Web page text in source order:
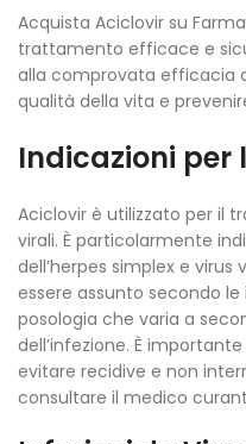
Acquista Aciclovir su
trattamento efficace e
alla comprovata efficacia
qualità della vita e
Indicazioni per
Aciclovir è utilizzato per il
virali. È particolarmente
dell’herpes simplex e
essere assunto secondo
posologia che varia a
dell’infezione. È
evitare recidive e non
consultare il medico